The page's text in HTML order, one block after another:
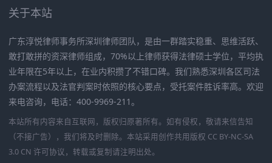
关于本站
广东淳悦律师事务所深圳律师团队，是由一群踏实稳重、思维活跃、
敢打敢拼的资深律师组成，70%以上律师获得法律硕士学位，平均执
业年限在5年以上，在业内积攒了不错口碑。我们熟悉深圳各区司法
办案流程以及法官判案时依照的核心要点，受托案件胜诉率高。欢迎
来电咨询，电话：400-9969-211。
本站所有内容来自互联网，版权归原著所有。如有侵权，敬请来信告知
（不接广告），我们将及时删除。本站采用创作共用版权 CC BY-NC-SA
3.0 CN 许可协议，转载或复制请注明出处。